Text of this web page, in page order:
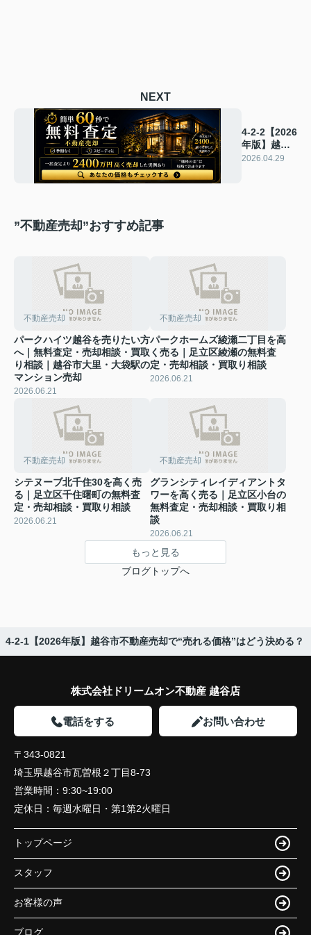
NEXT
4-2-2【2026
年版】越谷
市不動産売
2026.04.29
”不動産売却”おすすめ記事
不動産売却
パークハイツ越谷を売りたい方
へ｜無料査定・売却相談・買取
り相談｜越谷市大里・大袋駅の
マンション売却
2026.06.21
不動産売却
パークホームズ綾瀬二丁目を高
く売る｜足立区綾瀬の無料査
定・売却相談・買取り相談
2026.06.21
不動産売却
シテヌーブ北千住30を高く売
る｜足立区千住曙町の無料査
定・売却相談・買取り相談
2026.06.21
不動産売却
グランシティレイディアントタ
ワーを高く売る｜足立区小台の
無料査定・売却相談・買取り相
談
2026.06.21
もっと見る
ブログトップへ
4-2-1【2026年版】越谷市不動産売却で“売れる価格”はどう決める？
株式会社ドリームオン不動産 越谷店
電話をする お問い合わせ
〒343-0821
埼玉県越谷市瓦曽根２丁目8-73
営業時間： 9:30~19:00
定休日： 毎週水曜日・第1第2火曜日
トップページ
スタッフ
お客様の声
ブログ